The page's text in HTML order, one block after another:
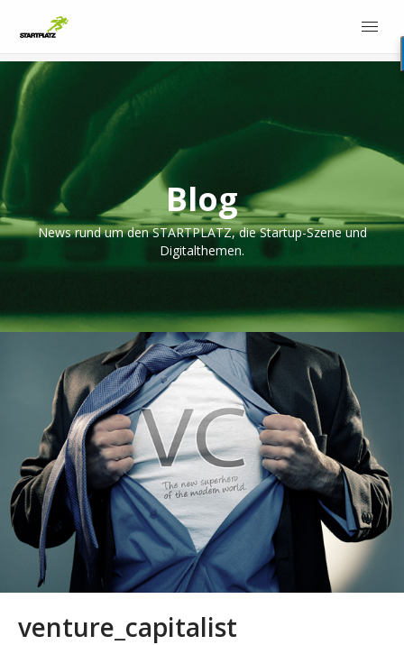
Blog
News rund um den STARTPLATZ, die Startup-Szene und
Digitalthemen.
venture_capitalist